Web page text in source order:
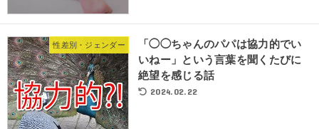
性差別・ジェンダー
「◯◯ちゃんのパパは協力的でい
いねー」という言葉を聞くたびに
絶望を感じる話
2024.02.22